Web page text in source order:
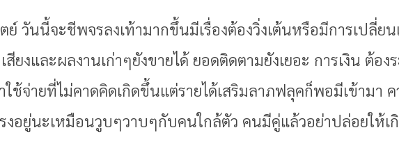
ย์ วันนี้จะชีพจรลงเท้ามากขึ้นมีเรื่องต้องวิ่งเต้นหรือมีการเปลี่ย
ยงและผลงานเก่าๆยังขายได้ ยอดติดตามยังเยอะ การเงิน ต้องร
ช้จ่ายที่ไม่คาดคิดเกิดขึ้นแต่รายได้เสริมลาภฟลุคก็พอมีเข้ามา
งอยู่นะเหมือนวูบๆวาบๆกับคนใกล้ตัว คนมีคู่แล้วอย่าปล่อยให้เ